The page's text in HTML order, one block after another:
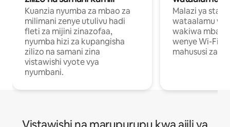
Kuanzia nyumba za mbao za
milimani zenye utulivu hadi
fleti za mijini zinazofaa,
nyumba hizi za kupangisha
zilizo na samani zina
vistawishi vyote vya
nyumbani.
Malazi ya
wataalamu
wakiwa mbali
wenye Wi-Fi
mahususi za